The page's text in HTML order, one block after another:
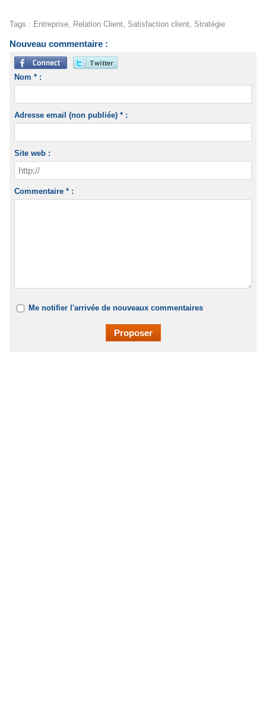
Tags : Entreprise, Relation Client, Satisfaction client, Stratégie
Nouveau commentaire :
Nom * :
Adresse email (non publiée) * :
Site web :
Commentaire * :
Me notifier l'arrivée de nouveaux commentaires